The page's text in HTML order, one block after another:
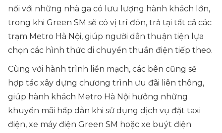
nối với những nhà ga có lưu lượng hành khách lớn,
trong khi Green SM sẽ có vị trí đón, trả tại tất cả các
trạm Metro Hà Nội, giúp người dân thuận tiện lựa
chọn các hình thức di chuyển thuần điện tiếp theo.
Cùng với hành trình liền mạch, các bên cũng sẽ
hợp tác xây dựng chương trình ưu đãi liên thông,
giúp hành khách Metro Hà Nội hưởng những
khuyến mãi hấp dẫn khi sử dụng dịch vụ đặt taxi
điện, xe máy điện Green SM hoặc xe buýt điện